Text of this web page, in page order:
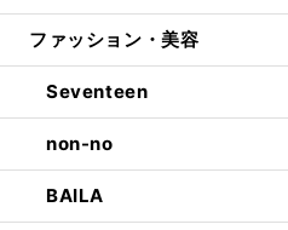
ファッション・美容
Seventeen
non-no
BAILA